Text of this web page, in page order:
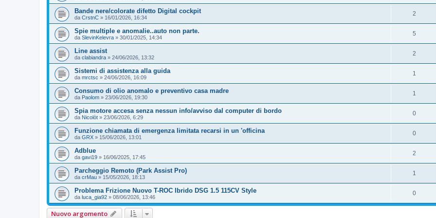
Bande nere/colorate difetto Digital cockpit
da CrstnC » 16/01/2026, 16:34
2
Spie multiple e anomalie..auto non parte.
da SlevinKelevra » 30/01/2025, 14:34
5
Line assist
da clabiandra » 24/06/2026, 13:32
2
Sistemi di assistenza alla guida
da mrctsc » 24/06/2026, 16:09
1
Consumo di olio anomalo e preventivo casa madre
da Paolom » 23/06/2026, 19:30
1
Spia motore accesa senza nessun info/avviso dal computer di bordo
da Nicolòt » 23/06/2026, 6:29
0
Funzione chiamata di emergenza limitata recarsi in un 'officina
da GRX » 15/06/2026, 13:01
0
Adblue
da gavi19 » 16/06/2025, 17:45
2
Parcheggio Remoto (Park Assist Pro)
da crMau » 15/05/2026, 18:13
1
Problema Frizione Nuovo T-ROC Ibrido DSG 1.5 115CV Style
da luca_gia92 » 08/06/2026, 13:46
0
Nuovo argomento